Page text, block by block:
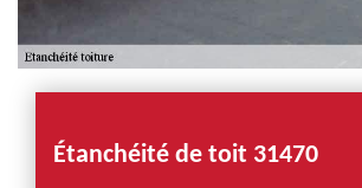
Étanchéité de toit 31470